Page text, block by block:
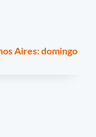
Aires: domingo